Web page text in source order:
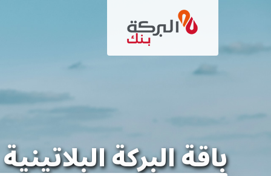
باقة البركة البلاتينية